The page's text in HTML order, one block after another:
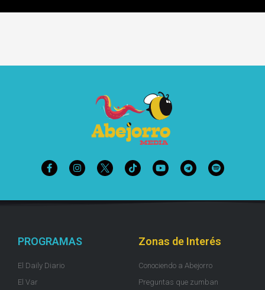
PROGRAMAS
El Daily Diario
El Var
Zonas de Interés
Conociendo a Abejorro
Preguntas que zumban